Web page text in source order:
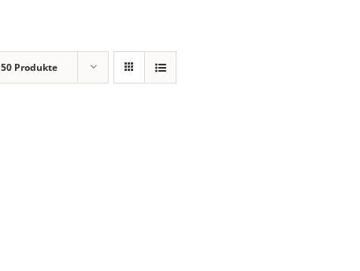
50 Produkte